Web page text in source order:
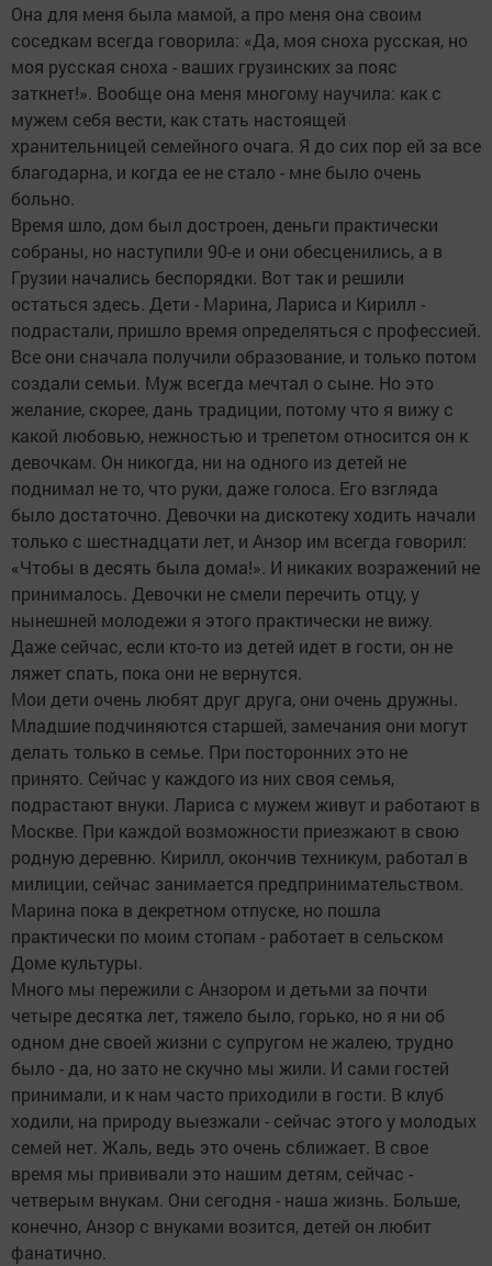
Она для меня была мамой, а про меня она своим
соседкам всегда говорила: «Да, моя сноха русская, но
моя русская сноха - ваших грузинских за пояс
заткнет!». Вообще она меня многому научила: как с
мужем себя вести, как стать настоящей
хранительницей семейного очага. Я до сих пор ей за все
благодарна, и когда ее не стало - мне было очень
больно.
Время шло, дом был достроен, деньги практически
собраны, но наступили 90-е и они обесценились, а в
Грузии начались беспорядки. Вот так и решили
остаться здесь. Дети - Марина, Лариса и Кирилл -
подрастали, пришло время определяться с профессией.
Все они сначала получили образование, и только потом
создали семьи. Муж всегда мечтал о сыне. Но это
желание, скорее, дань традиции, потому что я вижу с
какой любовью, нежностью и трепетом относится он к
девочкам. Он никогда, ни на одного из детей не
поднимал не то, что руки, даже голоса. Его взгляда
было достаточно. Девочки на дискотеку ходить начали
только с шестнадцати лет, и Анзор им всегда говорил:
«Чтобы в десять была дома!». И никаких возражений не
принималось. Девочки не смели перечить отцу, у
нынешней молодежи я этого практически не вижу.
Даже сейчас, если кто-то из детей идет в гости, он не
ляжет спать, пока они не вернутся.
Мои дети очень любят друг друга, они очень дружны.
Младшие подчиняются старшей, замечания они могут
делать только в семье. При посторонних это не
принято. Сейчас у каждого из них своя семья,
подрастают внуки. Лариса с мужем живут и работают в
Москве. При каждой возможности приезжают в свою
родную деревню. Кирилл, окончив техникум, работал в
милиции, сейчас занимается предпринимательством.
Марина пока в декретном отпуске, но пошла
практически по моим стопам - работает в сельском
Доме культуры.
Много мы пережили с Анзором и детьми за почти
четыре десятка лет, тяжело было, горько, но я ни об
одном дне своей жизни с супругом не жалею, трудно
было - да, но зато не скучно мы жили. И сами гостей
принимали, и к нам часто приходили в гости. В клуб
ходили, на природу выезжали - сейчас этого у молодых
семей нет. Жаль, ведь это очень сближает. В свое
время мы прививали это нашим детям, сейчас -
четверым внукам. Они сегодня - наша жизнь. Больше,
конечно, Анзор с внуками возится, детей он любит
фанатично.